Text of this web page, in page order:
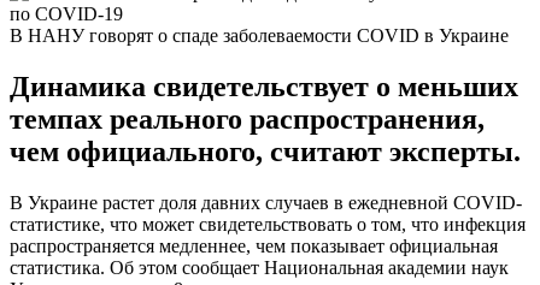
В НАНУ говорят о спаде заболеваемости COVID в Украине
Динамика свидетельствует о меньших
темпах реального распространения,
чем официального, считают эксперты.
В Украине растет доля давних случаев в ежедневной COVID-
статистике, что может свидетельствовать о том, что инфекция
распространяется медленнее, чем показывает официальная
статистика. Об этом сообщает Национальная академии наук